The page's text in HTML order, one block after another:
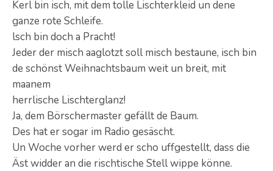
Kerl bin isch, mit dem tolle Lischterkleid un dene
ganze rote Schleife.
lsch bin doch a Pracht!
Jeder der misch aaglotzt soll misch bestaune, isch bin
de schönst Weihnachtsbaum weit un breit, mit
maanem
herrlische Lischterglanz!
Ja, dem Börschermaster gefällt de Baum.
Des hat er sogar im Radio gesäscht.
Un Woche vorher werd er scho uffgestellt, dass die
Äst widder an die rischtische Stell wippe könne.